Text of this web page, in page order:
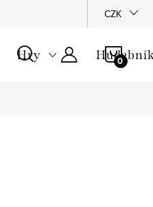
CZK
Hry